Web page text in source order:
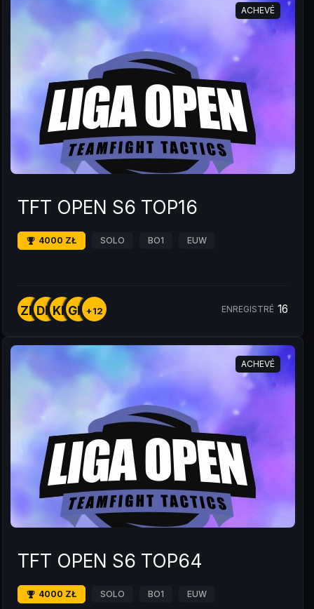
ACHEVÉ
TFT OPEN S6 TOP16
4000 ZŁ SOLO BO1 EUW
ZMDMKMGM+12 ENREGISTRÉ 16
ACHEVÉ
TFT OPEN S6 TOP64
4000 ZŁ SOLO BO1 EUW